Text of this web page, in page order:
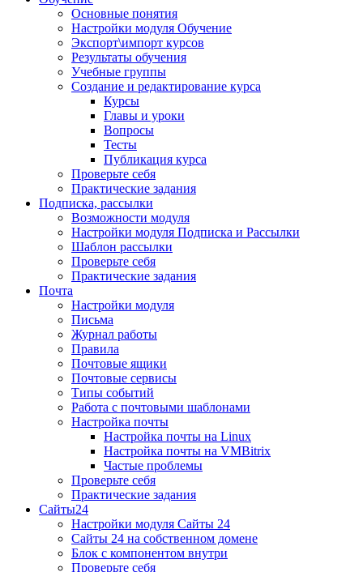
Основные понятия
Настройки модуля Обучение
Экспорт\импорт курсов
Результаты обучения
Учебные группы
Создание и редактирование курса
Курсы
Главы и уроки
Вопросы
Тесты
Публикация курса
Проверьте себя
Практические задания
Подписка, рассылки
Возможности модуля
Настройки модуля Подписка и Рассылки
Шаблон рассылки
Проверьте себя
Практические задания
Почта
Настройки модуля
Письма
Журнал работы
Правила
Почтовые ящики
Почтовые сервисы
Типы событий
Работа с почтовыми шаблонами
Настройка почты
Настройка почты на Linux
Настройка почты на VMBitrix
Частые проблемы
Проверьте себя
Практические задания
Сайты24
Настройки модуля Сайты 24
Сайты 24 на собственном домене
Блок с компонентом внутри
Проверьте себя